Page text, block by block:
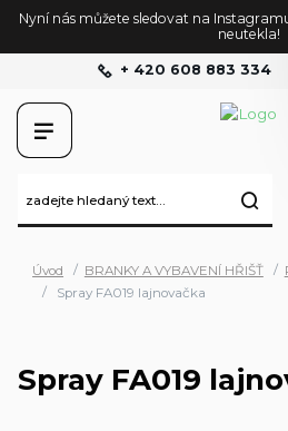
Nyní nás můžete sledovat na
neutekla!
+ 420 608 883 334
Úvod BRANKY A VYBAVENÍ HŘIŠŤ
Spray FA019 lajnovačka
Spray FA019